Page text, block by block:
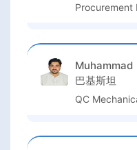
Procurement
Muhammad
巴基斯坦
QC